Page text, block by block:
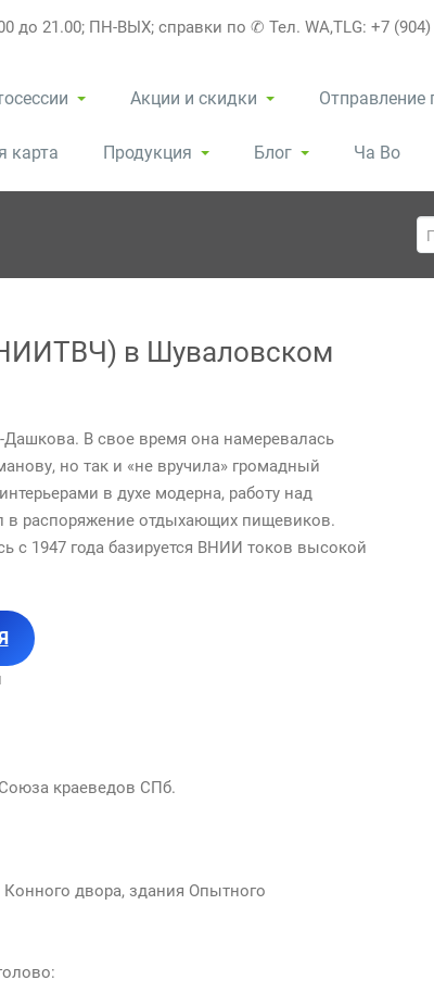
до 21.00; ПН-ВЫХ; справки по ✆ Тел. WA,TLG: +7 (904)
Акции и скидки Отправление
карта Продукция Блог Ча Во
в Шуваловском
В свое время она намеревалась
но так и «не вручила» громадный
в духе модерна, работу над
в распоряжение отдыхающих пищевиков.
с 1947 года базируется ВНИИ токов высокой
краеведов СПб.
двора, здания Опытного